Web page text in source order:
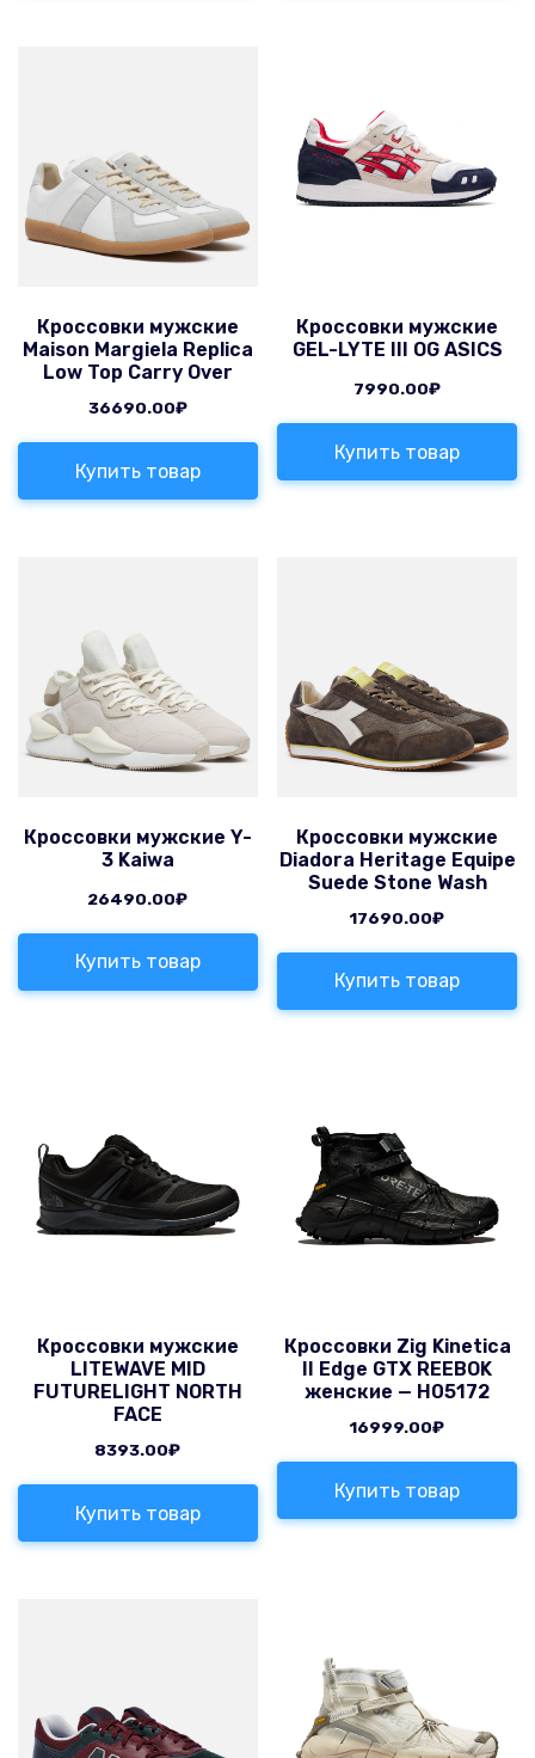
Кроссовки мужские
Maison Margiela Replica
Low Top Carry Over
36690.00₽
Купить товар
Кроссовки мужские
GEL-LYTE III OG ASICS
7990.00₽
Купить товар
Кроссовки мужские Y-
3 Kaiwa
26490.00₽
Купить товар
Кроссовки мужские
Diadora Heritage Equipe
Suede Stone Wash
17690.00₽
Купить товар
Кроссовки мужские
LITEWAVE MID
FUTURELIGHT NORTH
FACE
8393.00₽
Купить товар
Кроссовки Zig Kinetica
II Edge GTX REEBOK
женские — H05172
16999.00₽
Купить товар